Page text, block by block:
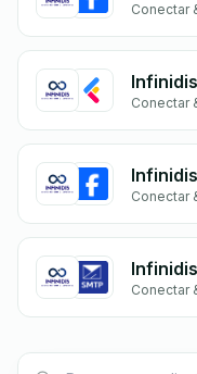
Conectar
Conectar
Conectar
Conectar